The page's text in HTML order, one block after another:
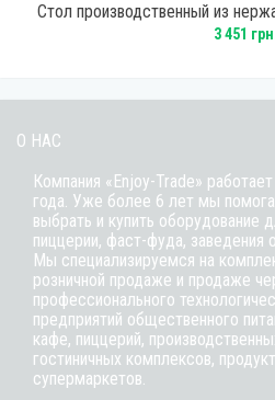
Стол производственный из
3 451
О НАС
Компания «Enjoy-Trade»
года. Уже более 6 лет мы
выбрать и купить оборудование
пиццерии, фаст-фуда, заведения
Мы специализируемся на
розничной продаже и продаже
профессионального
предприятий общественного
кафе, пиццерий,
гостиничных комплексов,
супермаркетов.